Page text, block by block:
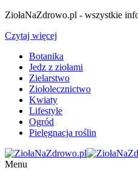
ZiołaNaZdrowo.pl - wszystkie
Czytaj więcej
Botanika
Jedz z ziołami
Zielarstwo
Ziołolecznictwo
Kwiaty
Lifestyle
Ogród
Pielęgnacja roślin
Menu